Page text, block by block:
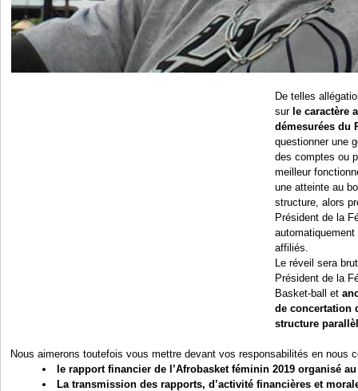
De telles
sur le caractère
démesurées du
questionner une
des comptes ou
meilleur
une atteinte au
structure, alors
Président de la
affiliés.
Le réveil sera
Président de la
Basket-ball et
de concertation
structure
Nous aimerons toutefois vous mettre devant vos responsabilités en nous
le rapport financier de l’Afrobasket féminin 2019 organisé
La transmission des rapports, d’activité financières et